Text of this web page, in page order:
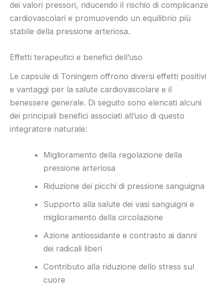
dei valori pressori, riducendo il rischio di complicanze
cardiovascolari e promuovendo un equilibrio più
stabile della pressione arteriosa.
Effetti terapeutici e benefici dell’uso
Le capsule di Toningem offrono diversi effetti positivi
e vantaggi per la salute cardiovascolare e il
benessere generale. Di seguito sono elencati alcuni
dei principali benefici associati all’uso di questo
integratore naturale:
Miglioramento della regolazione della
pressione arteriosa
Riduzione dei picchi di pressione sanguigna
Supporto alla salute dei vasi sanguigni e
miglioramento della circolazione
Azione antiossidante e contrasto ai danni
dei radicali liberi
Contributo alla riduzione dello stress sul
cuore